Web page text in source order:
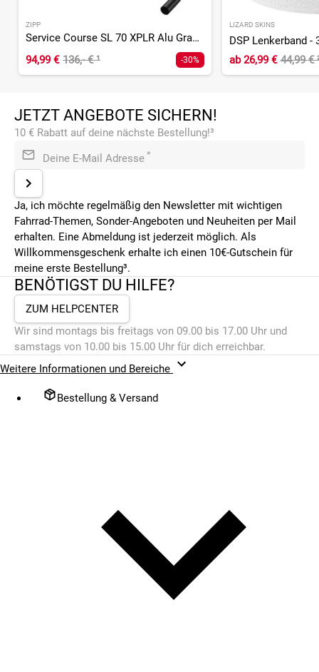
ZIPP
Service Course SL 70 XPLR Alu Gravel Lenker - 31,8 mm
94,99 € 136,- €¹ -30%
LIZARD SKINS
DSP Lenkerband -
ab26,99 € 44,99 €
JETZT ANGEBOTE SICHERN!
10 € Rabatt auf deine nächste Bestellung!³
Deine E-Mail Adresse *
Ja, ich möchte regelmäßig den Newsletter mit wichtigen
Fahrrad-Themen, Sonder-Angeboten und Neuheiten per Mail
erhalten. Eine Abmeldung ist jederzeit möglich. Als
Willkommensgeschenk erhalte ich einen 10€-Gutschein für
meine erste Bestellung³.
BENÖTIGST DU HILFE?
ZUM HELPCENTER
Wir sind montags bis freitags von 09.00 bis 17.00 Uhr und
samstags von 10.00 bis 15.00 Uhr für dich erreichbar.
Weitere Informationen und Bereiche
Bestellung & Versand